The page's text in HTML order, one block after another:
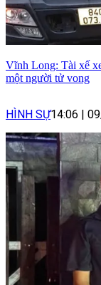
Vĩnh Long: Tài xế
một người tử vong
HÌNH SỰ14:06